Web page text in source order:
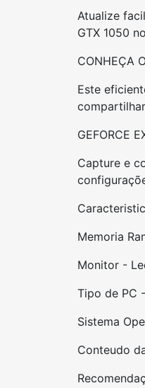
Atualize
GTX 1050
CONHEÇA
Este
GEFORCE
Capture e
Memoria
Monitor -
Tipo de PC
Sistema
Conteudo